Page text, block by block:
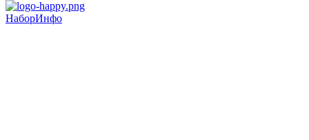
НаборИнфо